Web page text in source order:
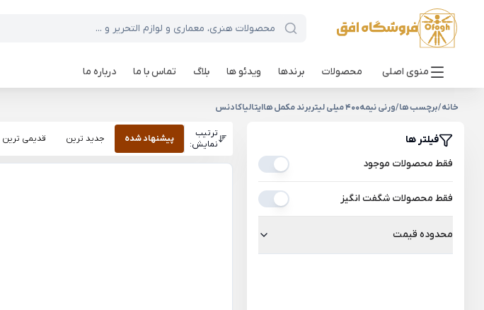
منوی اصلی محصولات برندها ویدئو ها بلاگ تماس با ما درباره ما
خانه/برچسب ها/ورنی نیمه400 میلی لیتربرند مکمل هاایتالیاکادنس
فیلتر ها
فقط محصولات موجود
فقط محصولات شگفت انگیز
محدوده قیمت
ترتیب
نمایش:
پیشنهاد شده جدید ترین قدیمی ترین